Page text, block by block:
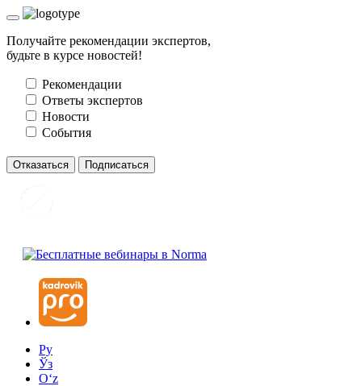
Получайте рекомендации экспертов,
будьте в курсе новостей!
Рекомендации
Ответы экспертов
Новости
События
Отказаться Подписаться
Ру
Ўз
Oʻz